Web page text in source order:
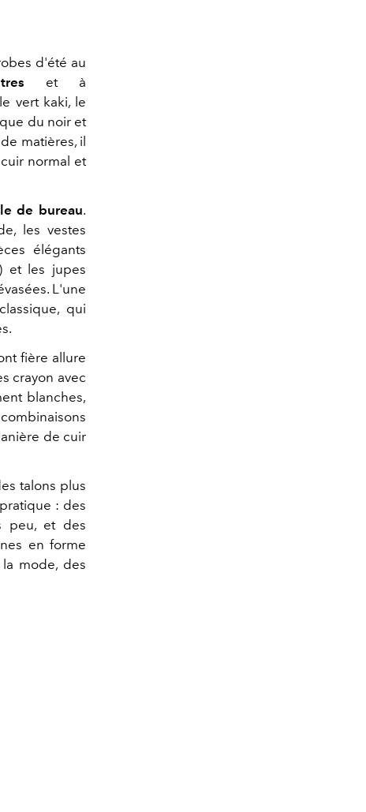
d'été au
et à
vert kaki, le
du noir et
matières, il
normal et
de bureau.
les vestes
élégants
et les jupes
L'une
qui
fière allure
crayon avec
blanches,
de cuir
talons plus
: des
peu, et des
en forme
mode, des